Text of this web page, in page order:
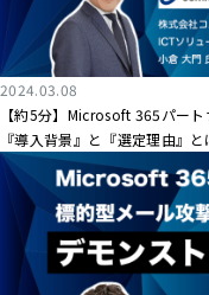
2024.03.08
【約5分】Microsoft 365パー
『導入背景』と『選定理由』と